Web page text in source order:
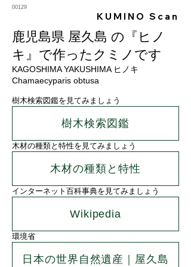
00129
KUMINO Scan
鹿児島県 屋久島 の『ヒノ
キ』で作ったクミノです
KAGOSHIMA YAKUSHIMA ヒノキ
Chamaecyparis obtusa
樹木検索図鑑を見てみましょう
樹木検索図鑑
木材の種類と特性を見てみましょう
木材の種類と特性
インターネット百科事典を見てみましょう
Wikipedia
環境省
日本の世界自然遺産｜屋久島